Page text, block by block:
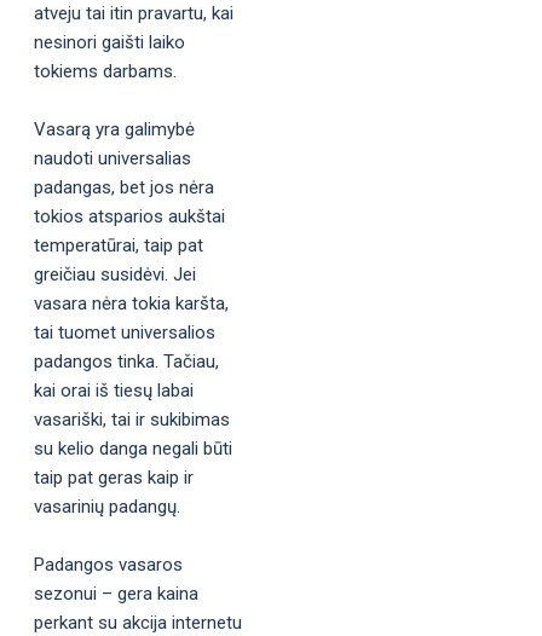
atveju tai itin pravartu, kai
nesinori gaišti laiko
tokiems darbams.
Vasarą yra galimybė
naudoti universalias
padangas, bet jos nėra
tokios atsparios aukštai
temperatūrai, taip pat
greičiau susidėvi. Jei
vasara nėra tokia karšta,
tai tuomet universalios
padangos tinka. Tačiau,
kai orai iš tiesų labai
vasariški, tai ir sukibimas
su kelio danga negali būti
taip pat geras kaip ir
vasarinių padangų.
Padangos vasaros
sezonui – gera kaina
perkant su akcija internetu